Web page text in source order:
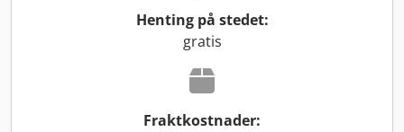
Henting på stedet:
gratis
Fraktkostnader: